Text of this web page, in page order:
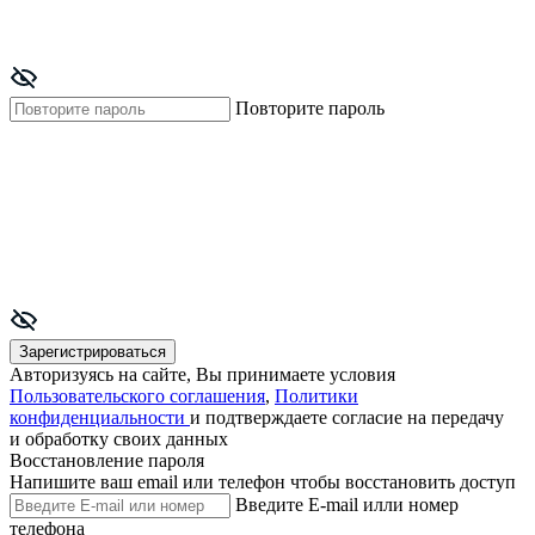
Повторите пароль
Зарегистрироваться
Авторизуясь на сайте, Вы принимаете условия
Пользовательского соглашения, Политики
конфиденциальности и подтверждаете согласие на передачу
и обработку своих данных
Восстановление пароля
Напишите ваш email или телефон чтобы восстановить доступ
Введите E-mail илли номер
телефона